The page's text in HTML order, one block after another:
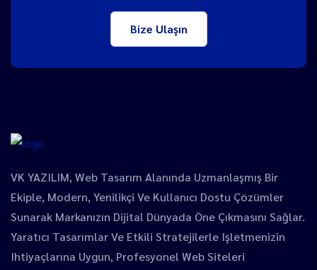
Bize Ulaşın
VK YAZILIM, Web Tasarım Alanında Uzmanlaşmış Bir
Ekiple, Modern, Yenilikçi Ve Kullanıcı Dostu Çözümler
Sunarak Markanızın Dijital Dünyada Öne Çıkmasını Sağlar.
Yaratıcı Tasarımlar Ve Etkili Stratejilerle Işletmenizin
Ihtiyaçlarına Uygun, Profesyonel Web Siteleri